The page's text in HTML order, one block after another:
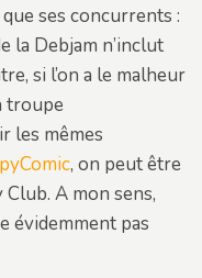
ses concurrents :
la Debjam n’inclut
si l’on a le malheur
troupe
les mêmes
, on peut être
A mon sens,
évidemment pas